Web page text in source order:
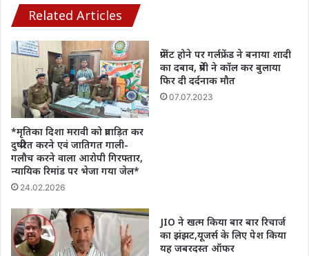
स्वास्थ्य
जाँच
शिविर
का
आयोजन
Related Articles
*मृतिका दिशा मरावी को प्रताड़ित कर
दुष्प्रेरित करने एवं जातिगत गाली-
गलौच करने वाला आरोपी गिरफ्तार,
न्यायिक रिमांड पर भेजा गया जेल*
24.02.2026
प्रेग्नेंट होने पर गर्लफ्रेंड ने बनाया शादी
का दबाव, प्रेमी ने कॉल कर बुलाया
फिर दी दर्दनाक मौत
07.07.2023
JIO ने खत्म किया बार बार रिचार्ज
का झंझट,यूजर्स के लिए पेश किया
यह जबरदस्त ऑफर